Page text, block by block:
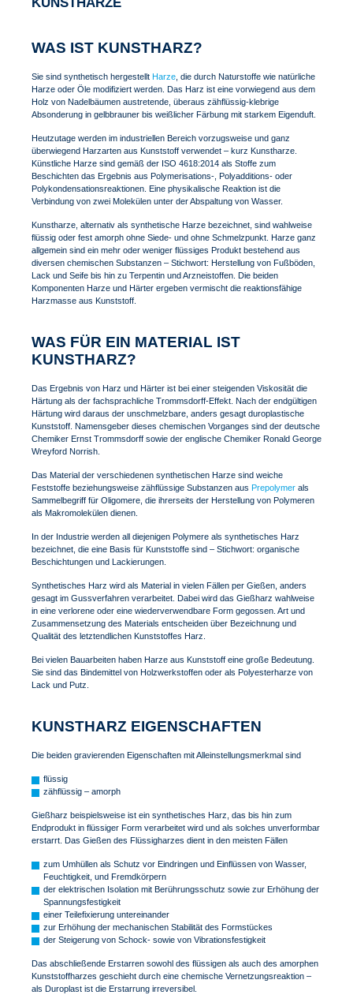
WAS IST KUNSTHARZ?
Sie sind synthetisch hergestellt Harze , die durch Naturstoffe wie natürliche
Harze oder Öle modifiziert werden. Das Harz ist eine vorwiegend aus dem
Holz von Nadelbäumen austretende, überaus zähflüssig-klebrige
Absonderung in gelbbrauner bis weißlicher Färbung mit starkem Eigenduft.
Heutzutage werden im industriellen Bereich vorzugsweise und ganz
überwiegend Harzarten aus Kunststoff verwendet – kurz Kunstharze.
Künstliche Harze sind gemäß der ISO 4618:2014 als Stoffe zum
Beschichten das Ergebnis aus Polymerisations-, Polyadditions- oder
Polykondensationsreaktionen. Eine physikalische Reaktion ist die
Verbindung von zwei Molekülen unter der Abspaltung von Wasser.
Kunstharze, alternativ als synthetische Harze bezeichnet, sind wahlweise
flüssig oder fest amorph ohne Siede- und ohne Schmelzpunkt. Harze ganz
allgemein sind ein mehr oder weniger flüssiges Produkt bestehend aus
diversen chemischen Substanzen – Stichwort: Herstellung von Fußböden,
Lack und Seife bis hin zu Terpentin und Arzneistoffen. Die beiden
Komponenten Harze und Härter ergeben vermischt die reaktionsfähige
Harzmasse aus Kunststoff.
WAS FÜR EIN MATERIAL IST
KUNSTHARZ?
Das Ergebnis von Harz und Härter ist bei einer steigenden Viskosität die
Härtung als der fachsprachliche Trommsdorff-Effekt. Nach der endgültigen
Härtung wird daraus der unschmelzbare, anders gesagt duroplastische
Kunststoff. Namensgeber dieses chemischen Vorganges sind der deutsche
Chemiker Ernst Trommsdorff sowie der englische Chemiker Ronald George
Wreyford Norrish.
Das Material der verschiedenen synthetischen Harze sind weiche
Feststoffe beziehungsweise zähflüssige Substanzen aus Prepolymer als
Sammelbegriff für Oligomere, die ihrerseits der Herstellung von Polymeren
als Makromolekülen dienen.
In der Industrie werden all diejenigen Polymere als synthetisches Harz
bezeichnet, die eine Basis für Kunststoffe sind – Stichwort: organische
Beschichtungen und Lackierungen.
Synthetisches Harz wird als Material in vielen Fällen per Gießen, anders
gesagt im Gussverfahren verarbeitet. Dabei wird das Gießharz wahlweise
in eine verlorene oder eine wiederverwendbare Form gegossen. Art und
Zusammensetzung des Materials entscheiden über Bezeichnung und
Qualität des letztendlichen Kunststoffes Harz.
Bei vielen Bauarbeiten haben Harze aus Kunststoff eine große Bedeutung.
Sie sind das Bindemittel von Holzwerkstoffen oder als Polyesterharze von
Lack und Putz.
KUNSTHARZ EIGENSCHAFTEN
Die beiden gravierenden Eigenschaften mit Alleinstellungsmerkmal sind
flüssig
zähflüssig – amorph
Gießharz beispielsweise ist ein synthetisches Harz, das bis hin zum
Endprodukt in flüssiger Form verarbeitet wird und als solches unverformbar
erstarrt. Das Gießen des Flüssigharzes dient in den meisten Fällen
zum Umhüllen als Schutz vor Eindringen und Einflüssen von Wasser,
Feuchtigkeit, und Fremdkörpern
der elektrischen Isolation mit Berührungsschutz sowie zur Erhöhung der
Spannungsfestigkeit
einer Teilefixierung untereinander
zur Erhöhung der mechanischen Stabilität des Formstückes
der Steigerung von Schock- sowie von Vibrationsfestigkeit
Das abschließende Erstarren sowohl des flüssigen als auch des amorphen
Kunststoffharzes geschieht durch eine chemische Vernetzungsreaktion –
als Duroplast ist die Erstarrung irreversibel.